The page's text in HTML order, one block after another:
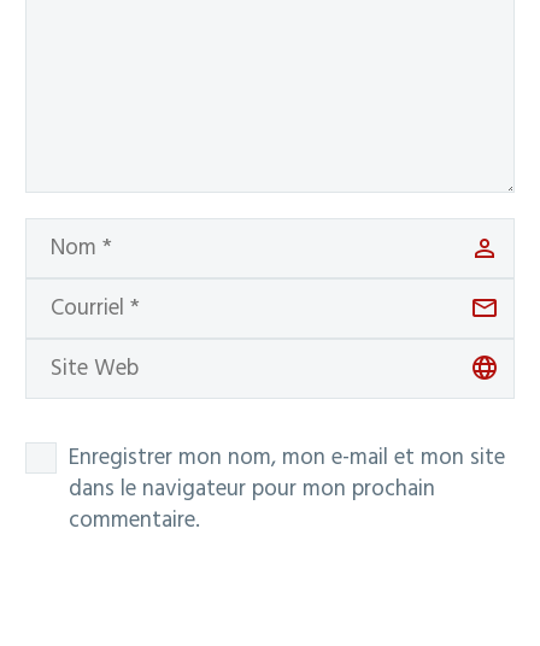
Enregistrer mon nom, mon e-mail et mon site
dans le navigateur pour mon prochain
commentaire.